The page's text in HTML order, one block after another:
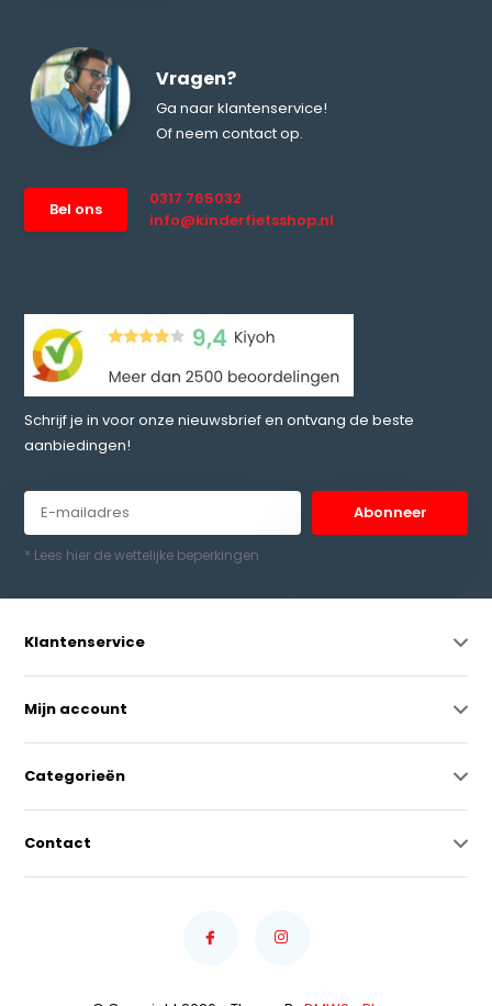
Vragen?
Ga naar klantenservice!
Of neem contact op.
Bel ons
0317 765032
info@kinderfietsshop.nl
Schrijf je in voor onze nieuwsbrief en ontvang de beste
aanbiedingen!
Abonneer
* Lees hier de wettelijke beperkingen
Klantenservice
Mijn account
Categorieën
Contact